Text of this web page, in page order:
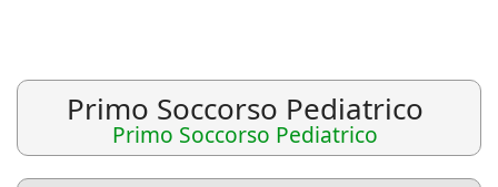
Primo Soccorso Pediatrico
Primo Soccorso Pediatrico